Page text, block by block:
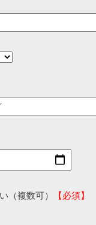
（複数可）
【必須】